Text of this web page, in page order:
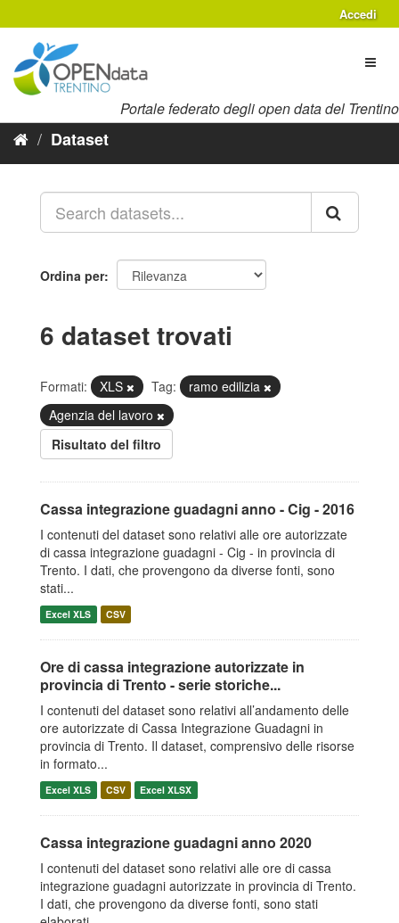
al
contenuto
Accedi
Portale federato degli open data del Trentino
Dataset
Ordina per
6 dataset trovati
Formati: XLS Tag:
ramo edilizia
Agenzia del lavoro
Risultato del filtro
Cassa integrazione guadagni anno - Cig - 2016
I contenuti del dataset sono relativi alle ore autorizzate
di cassa integrazione guadagni - Cig - in provincia di
Trento. I dati, che provengono da diverse fonti, sono
stati...
Excel XLS CSV
Ore di cassa integrazione autorizzate in
provincia di Trento - serie storiche...
I contenuti del dataset sono relativi all’andamento delle
ore autorizzate di Cassa Integrazione Guadagni in
provincia di Trento. Il dataset, comprensivo delle risorse
in formato...
Excel XLS CSV Excel XLSX
Cassa integrazione guadagni anno 2020
I contenuti del dataset sono relativi alle ore di cassa
integrazione guadagni autorizzate in provincia di Trento.
I dati, che provengono da diverse fonti, sono stati